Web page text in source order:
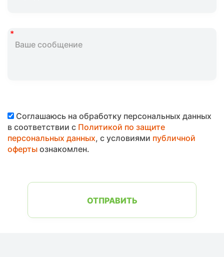
Соглашаюсь на обработку персональных данных
в соответствии с Политикой по защите
персональных данных, с условиями публичной
офертыознакомлен.
ОТПРАВИТЬ